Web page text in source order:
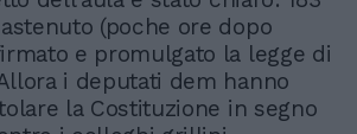
astenuto (poche ore dopo
e promulgato la legge di
i deputati dem hanno
la Costituzione in segno